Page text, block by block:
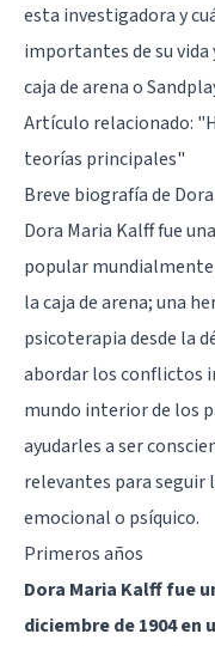
esta investigadora y
importantes de su vida
caja de arena o
Artículo relacionado:
teorías principales"
Breve biografía de
Dora Maria Kalff fue
popular mundialmente
la caja de arena; una
psicoterapia desde la
abordar los conflictos
mundo interior de los
ayudarles a ser
relevantes para seguir
emocional o psíquico.
Primeros años
Dora Maria Kalff fue
diciembre de 1904 en